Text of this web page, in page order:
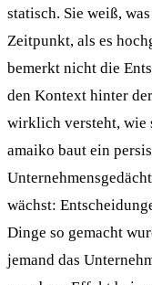
statisch. Sie weiß,
Zeitpunkt, als es
bemerkt nicht die
den Kontext hinter
wirklich versteht, wie
amaiko baut ein
wächst:
Dinge so gemacht
jemand das